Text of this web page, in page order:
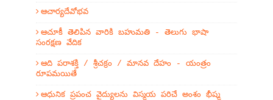
ఆచార్యదేవోభవ
ఆచూకీ తెలిపిన వారికి బహుమతి - తెలుగు భాషా
సంరక్షణ వేదిక
ఆది పరాశక్తి / శ్రీచక్రం / మానవ దేహం - యంత్రం
రూపమయితే
ఆధునిక ప్రపంచ వైద్యులను విస్మయ పరిచే అంశం భీష్మ